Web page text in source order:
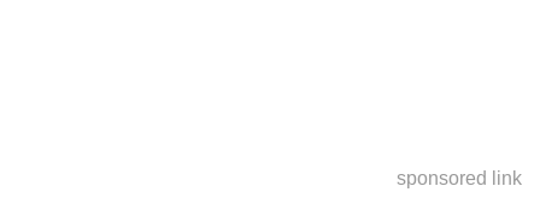
sponsored link